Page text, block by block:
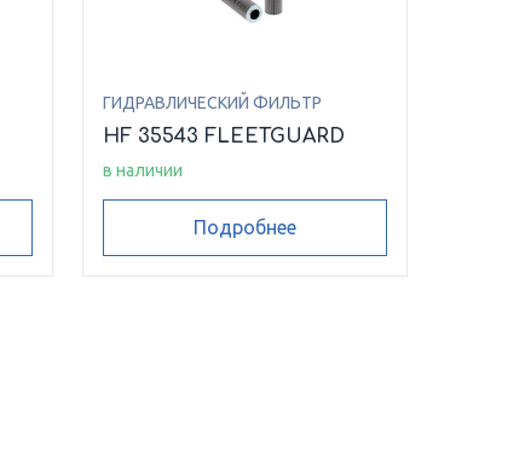
ГИДРАВЛИЧЕСКИЙ ФИЛЬТР
HF 35543 FLEETGUARD
в наличии
Подробнее